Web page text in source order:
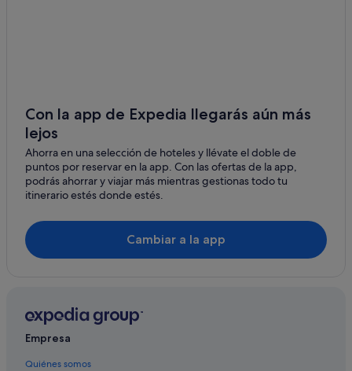
Con la app de Expedia llegarás aún más
lejos
Ahorra en una selección de hoteles y llévate el doble de
puntos por reservar en la app. Con las ofertas de la app,
podrás ahorrar y viajar más mientras gestionas todo tu
itinerario estés donde estés.
Cambiar a la app
Empresa
Quiénes somos